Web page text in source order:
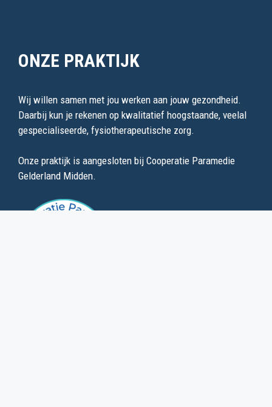
ONZE PRAKTIJK
Wij willen samen met jou werken aan jouw gezondheid.
Daarbij kun je rekenen op kwalitatief hoogstaande, veelal
gespecialiseerde, fysiotherapeutische zorg.
Onze praktijk is aangesloten bij Cooperatie Paramedie
Gelderland Midden.